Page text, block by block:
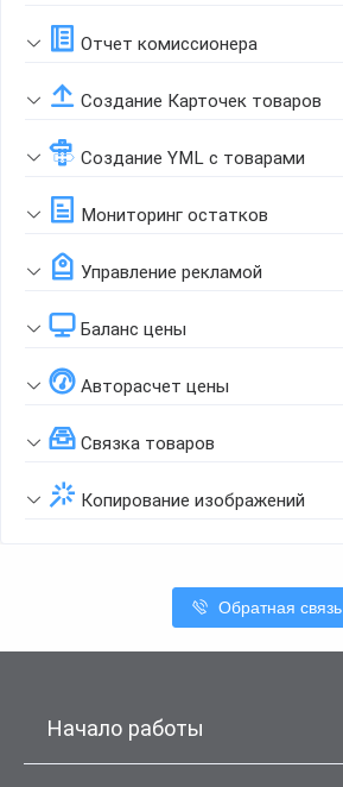
Отчет комиссионера
Создание Карточек товаров
Создание YML с товарами
Мониторинг остатков
Управление рекламой
Баланс цены
Авторасчет цены
Связка товаров
Копирование изображений
Обратная связь
Начало работы